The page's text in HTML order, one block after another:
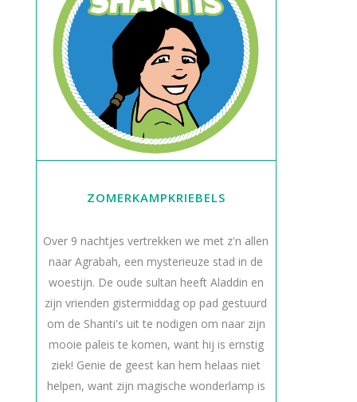
ZOMERKAMPKRIEBELS
Over 9 nachtjes vertrekken we met z'n allen
naar Agrabah, een mysterieuze stad in de
woestijn. De oude sultan heeft Aladdin en
zijn vrienden gistermiddag op pad gestuurd
om de Shanti's uit te nodigen om naar zijn
mooie paleis te komen, want hij is ernstig
ziek! Genie de geest kan hem helaas niet
helpen, want zijn magische wonderlamp is